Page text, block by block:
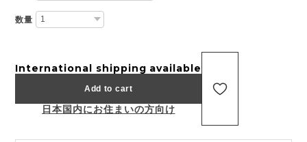
数量
International shipping available
Add to cart
日本国内にお住まいの方向け